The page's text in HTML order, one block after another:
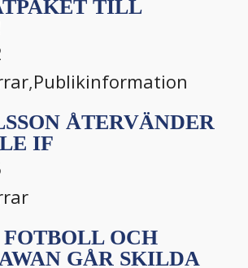
TILL
,Publikinformation
ÅTERVÄNDER
IF
OCH
GÅR SKILDA